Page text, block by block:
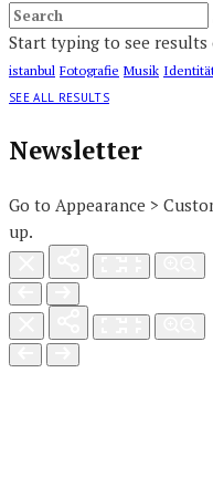
Start typing to see results
istanbul Fotografie Musik
SEE ALL RESULTS
Newsletter
Go to Appearance >
up.